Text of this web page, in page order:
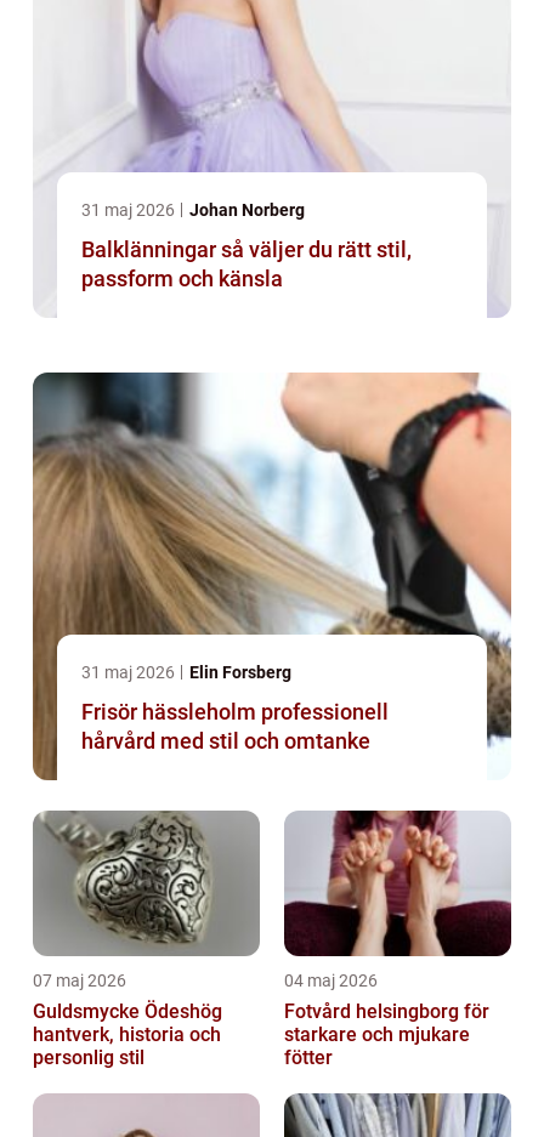
31 maj 2026 Johan Norberg
Balklänningar så väljer du rätt stil,
passform och känsla
31 maj 2026 Elin Forsberg
Frisör hässleholm professionell
hårvård med stil och omtanke
07 maj 2026
Guldsmycke Ödeshög
hantverk, historia och
personlig stil
04 maj 2026
Fotvård helsingborg för
starkare och mjukare
fötter